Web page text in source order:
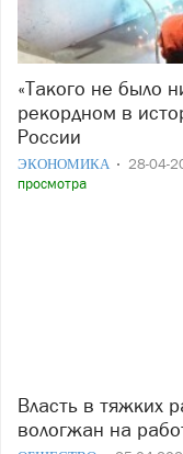
«Такого не было никогда»: Набиуллина заявила о
рекордном в
России
ЭКОНОМИКА 28-04-
просмотра
Власть в тяжких раздумьях, как удержать
вологжан на